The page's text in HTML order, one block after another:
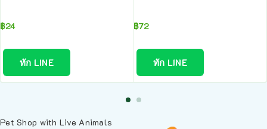
฿24
ทัก LINE
฿72
ทัก LINE
Pet Shop with Live Animals